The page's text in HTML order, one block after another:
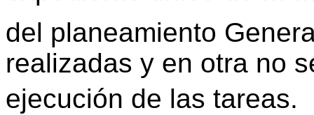
del planeamiento
realizadas y en otra no
ejecución de las tareas.